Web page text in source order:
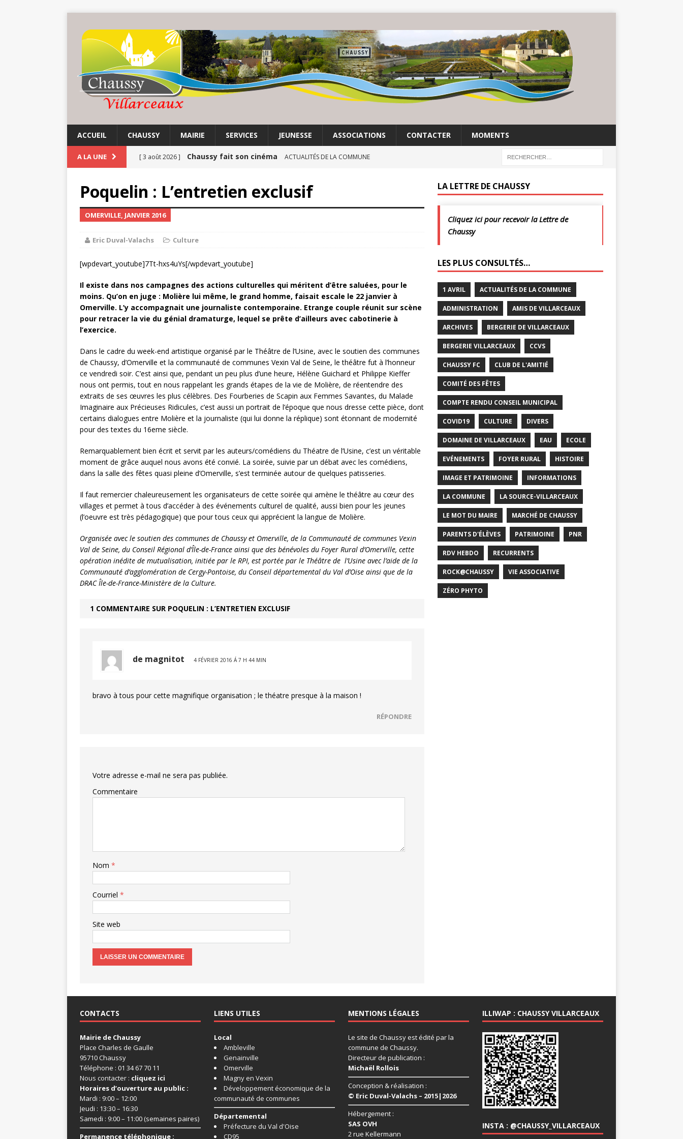
ACCUEIL CHAUSSY MAIRIE SERVICES JEUNESSE ASSOCIATIONS CONTACTER MOMENTS
A LA UNE [ 3 août 2026 ] Chaussy fait son cinéma ACTUALITÉS DE LA COMMUNE
COMMUNE
[ 17 juillet 2026 ]
DE LA COMMUNE
[ 3 août 2026 ] Ninon de Lenclos
[ 3 août 2026 ] Les Aviateurs CULTURE
Poquelin : L’entretien exclusif
OMERVILLE, JANVIER 2016
Eric Duval-Valachs Culture
[wpdevart_youtube]7Tt-hxs4uYs[/wpdevart_youtube]
Il existe dans nos campagnes des actions culturelles qui méritent d’être saluées, pour le
moins. Qu’on en juge : Molière lui même, le grand homme, faisait escale le 22 janvier à
Omerville. L’y accompagnait une journaliste contemporaine. Etrange couple réunit sur scène
pour retracer la vie du génial dramaturge, lequel se prête d’ailleurs avec cabotinerie à
l’exercice.
Dans le cadre du week-end artistique organisé par le Théâtre de l’Usine, avec le soutien des communes
de Chaussy, d’Omerville et la communauté de communes Vexin Val de Seine, le théâtre fut à l’honneur
ce vendredi soir. C’est ainsi que, pendant un peu plus d’une heure, Hélène Guichard et Philippe Kieffer
nous ont permis, tout en nous rappelant les grands étapes de la vie de Molière, de réentendre des
extraits de ses œuvres les plus célèbres. Des Fourberies de Scapin aux Femmes Savantes, du Malade
Imaginaire aux Précieuses Ridicules, c’est aussi un portrait de l’époque que nous dresse cette pièce, dont
certains dialogues entre Molière et la journaliste (qui lui donne la réplique) sont étonnant de modernité
pour des textes du 16eme siècle.
Remarquablement bien écrit et servit par les auteurs/comédiens du Théatre de l’Usine, c’est un véritable
moment de grâce auquel nous avons été convié. La soirée, suivie par un débat avec les comédiens,
dans la salle des fêtes quasi pleine d’Omerville, s’est terminée autour de quelques patisseries.
Il faut remercier chaleureusement les organisateurs de cette soirée qui amène le théâtre au cœur des
villages et permet à tous d’accéder à des événements culturel de qualité, aussi bien pour les jeunes
(l’oeuvre est très pédagogique) que pour tous ceux qui apprécient la langue de Molière.
Organisée avec le soutien des communes de Chaussy et Omerville, de la Communauté de communes Vexin
Val de Seine, du Conseil Régional d’Île-de-France ainsi que des bénévoles du Foyer Rural d’Omerville, cette
opération inédite de mutualisation, initiée par le RPI, est portée par le Théâtre de l’Usine avec l’aide de la
Communauté d’agglomération de Cergy-Pontoise, du Conseil départemental du Val d’Oise ainsi que de la
DRAC Île-de-France-Ministère de la Culture.
1 COMMENTAIRE SUR POQUELIN : L’ENTRETIEN EXCLUSIF
de magnitot 4 FÉVRIER 2016 Á 7 H 44 MIN
bravo à tous pour cette magnifique organisation ; le théatre presque à la maison !
RÉPONDRE
Votre adresse e-mail ne sera pas publiée.
Commentaire
Nom *
Courriel *
Site web
LA LETTRE DE CHAUSSY
Cliquez ici pour recevoir la Lettre de
Chaussy
LES PLUS CONSULTÉS…
1 AVRIL ACTUALITÉS DE LA COMMUNE
ADMINISTRATION AMIS DE VILLARCEAUX
ARCHIVES BERGERIE DE VILLARCEAUX
BERGERIE VILLARCEAUX CCVS
CHAUSSY FC CLUB DE L'AMITIÉ
COMITÉ DES FÊTES
COMPTE RENDU CONSEIL MUNICIPAL
COVID19 CULTURE DIVERS
DOMAINE DE VILLARCEAUX EAU ECOLE
EVÉNEMENTS FOYER RURAL HISTOIRE
IMAGE ET PATRIMOINE INFORMATIONS
LA COMMUNE LA SOURCE-VILLARCEAUX
LE MOT DU MAIRE MARCHÉ DE CHAUSSY
PARENTS D'ÉLÈVES PATRIMOINE PNR
RDV HEBDO RECURRENTS
ROCK@CHAUSSY VIE ASSOCIATIVE
ZÉRO PHYTO
CONTACTS
Mairie de Chaussy
Place Charles de Gaulle
95710 Chaussy
Téléphone : 01 34 67 70 11
Nous contacter : cliquez ici
Horaires d’ouverture au public :
Mardi : 9:00 – 12:00
Jeudi : 13:30 – 16:30
Samedi : 9:00 – 11:00 (semaines paires)
Permanence téléphonique :
LIENS UTILES
Local
Ambleville
Genainville
Omerville
Magny en Vexin
Développement économique de la
communauté de communes
Départemental
Préfecture du Val d'Oise
CD95
MENTIONS LÉGALES
Le site de Chaussy est édité par la
commune de Chaussy.
Directeur de publication :
Michaël Rollois
Conception & réalisation :
© Eric Duval-Valachs – 2015|2026
Hébergement :
SAS OVH
2 rue Kellermann
ILLIWAP : CHAUSSY VILLARCEAUX
INSTA : @CHAUSSY_VILLARCEAUX